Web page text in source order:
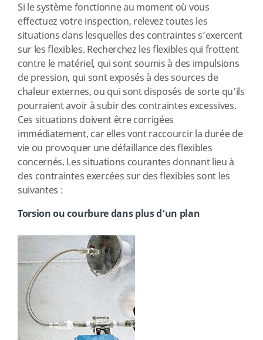
Si le système fonctionne au moment où vous
effectuez votre inspection, relevez toutes les
situations dans lesquelles des contraintes s’exercent
sur les flexibles. Recherchez les flexibles qui frottent
contre le matériel, qui sont soumis à des impulsions
de pression, qui sont exposés à des sources de
chaleur externes, ou qui sont disposés de sorte qu’ils
pourraient avoir à subir des contraintes excessives.
Ces situations doivent être corrigées
immédiatement, car elles vont raccourcir la durée de
vie ou provoquer une défaillance des flexibles
concernés. Les situations courantes donnant lieu à
des contraintes exercées sur des flexibles sont les
suivantes :
Torsion ou courbure dans plus d’un plan